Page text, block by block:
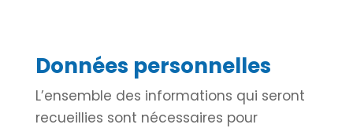
Données personnelles
L’ensemble des informations qui seront
recueillies sont nécessaires pour